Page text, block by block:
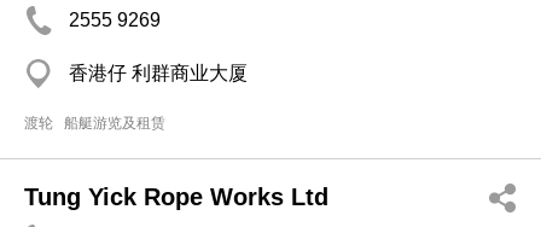
2555 9269
香港仔 利群商业大厦
渡轮 船艇游览及租赁
Tung Yick Rope Works Ltd